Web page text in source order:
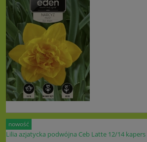
Lilia azjatycka podwójna Ceb Latte 12/14 kapers
nowość